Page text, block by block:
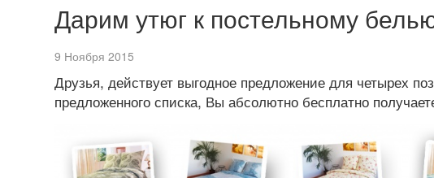
Дарим утюг к постельному
9 Ноября 2015
Друзья, действует выгодное предложение для четырех
предложенного списка, Вы абсолютно бесплатно